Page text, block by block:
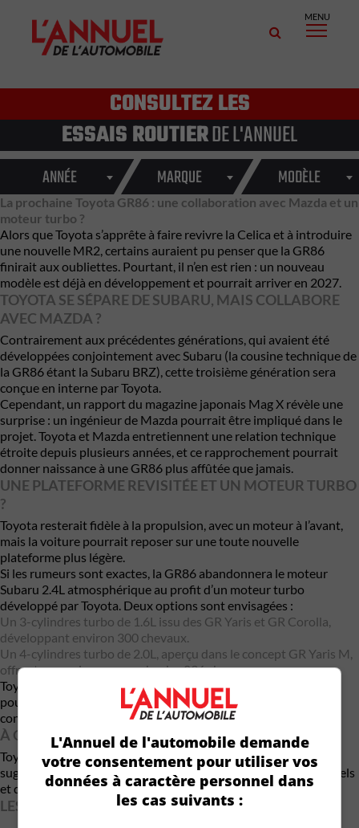
MENU
CONSULTEZ LES
ESSAIS ROUTIERDE L'ANNUEL
ANNÉE MARQUE MODÈLE
La prochaine Toyota GR86 : une collaboration avec Mazda et un
moteur turbo ?
Alors que Toyota s’apprête à faire revivre la Celica et à introduire
une nouvelle MR2, certains auraient pu penser que la GR86
finirait aux oubliettes. Pourtant, il n’en est rien : un nouveau
modèle est déjà en développement et pourrait arriver en 2027.
TOYOTA SE SÉPARE DE SUBARU, MAIS COLLABORE
AVEC MAZDA ?
Contrairement aux précédentes générations, qui avaient été
développées conjointement avec Subaru (la cousine technique de
la GR86 étant la Subaru BRZ), cette troisième génération sera
conçue en interne par Toyota.
Cependant, un rapport du magazine japonais Mag X révèle une
surprise : un ingénieur de Mazda pourrait être impliqué dans le
projet. Toyota et Mazda entretiennent une relation technique
étroite depuis plusieurs années, et ce rapprochement pourrait
donner naissance à une GR86 plus affûtée que jamais.
UNE PLATEFORME REVISITÉE ET UN MOTEUR TURBO
?
Toyota resterait fidèle à la propulsion, avec un moteur à l’avant,
mais la voiture pourrait reposer sur une toute nouvelle
plateforme plus légère.
Si les rumeurs sont exactes, la GR86 abandonnera le moteur
Subaru 2.4L atmosphérique au profit d’un moteur turbo
développé par Toyota. Deux options sont envisagées :
Un 3-cylindres turbo de 1.6L issu des GR Yaris et GR Corolla,
développant environ 300 chevaux.
Un 4-cylindres turbo de 2.0L, aperçu dans le concept GR Yaris M,
offrant une puissance proche des 296 chevaux.
Toyota pourrait également introduire une hybridation légère
pour améliorer la puissance et l’efficacité énergétique, tout en
conservant l’ADN de propulsion qui a fait le succès de la GR86.
À QUOI RESSEMBLERA LA FUTURE GR86 ?
Toyota n’a encore rien dévoilé, mais les premières spéculations
suggèrent un design plus agressif, inspiré des modèles GR actuels
et du Toyota Crown Sport.
LES ÉLÉMENTS ATTENDUS INCLUENT :
L'Annuel de l'automobile demande
votre consentement pour utiliser vos
données à caractère personnel dans
les cas suivants :